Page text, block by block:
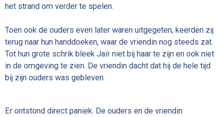
het strand om verder te spelen.
Toen ook de ouders even later waren uitgegeten, keerden zij
terug naar hun handdoeken, waar de vriendin nog steeds zat.
Tot hun grote schrik bleek Jaïr niet bij haar te zijn en ook niet
in de omgeving te zien. De vriendin dacht dat hij de hele tijd
bij zijn ouders was gebleven.
Er ontstond direct paniek. De ouders en de vriendin